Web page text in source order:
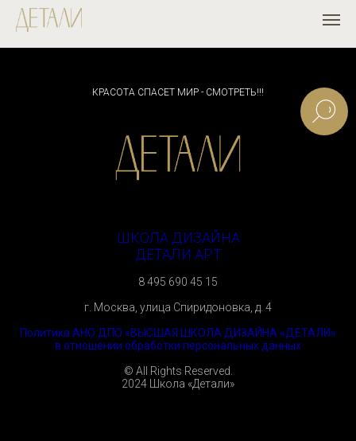
КРАСОТА СПАСЕТ МИР - СМОТРЕТЬ!!!
ШКОЛА ДИЗАЙНА
ДЕТАЛИ АРТ
8 495 690 45 15
г. Москва, улица Спиридоновка, д. 4
Политика АНО ДПО «ВЫСШАЯ ШКОЛА ДИЗАЙНА «ДЕТАЛИ»
в отношении обработки персональных данных
© All Rights Reserved.
2024 Школа «Детали»